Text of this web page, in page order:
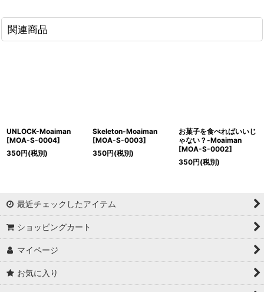
関連商品
UNLOCK-Moaiman
[MOA-S-0004]
350円(税別)
Skeleton-Moaiman
[MOA-S-0003]
350円(税別)
お菓子を食べればいいじ
ゃない？-Moaiman
[MOA-S-0002]
350円(税別)
最近チェックしたアイテム
ショッピングカート
マイページ
お気に入り